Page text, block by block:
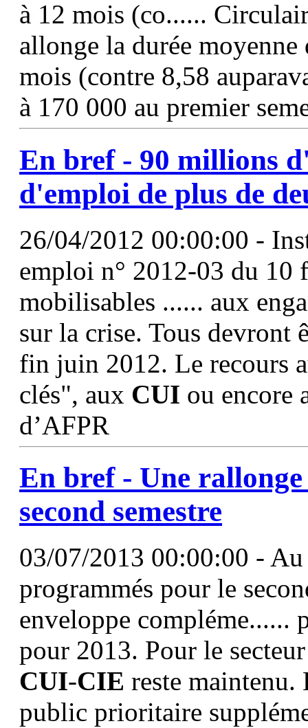
à 12 mois (co......
allonge la durée
mois (contre 8,58
à 170 000 au premier
En bref - 90 millions
d'emploi de plus de
26/04/2012 00:00:00 -
emploi n° 2012-03 du 10
mobilisables ...... aux
sur la crise. Tous devront
fin juin 2012. Le recours
clés", aux CUI ou encore
d’AFPR
En bref - Une
second semestre
03/07/2013 00:00:00 -
programmés pour le
enveloppe compléme......
pour 2013. Pour le
CUI-CIE reste
public prioritaire